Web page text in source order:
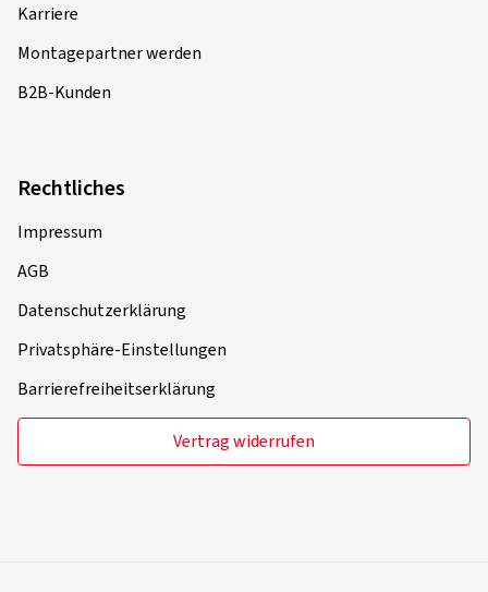
Karriere
Montagepartner werden
B2B-Kunden
Rechtliches
Impressum
AGB
Datenschutzerklärung
Privatsphäre-Einstellungen
Barrierefreiheitserklärung
Vertrag widerrufen